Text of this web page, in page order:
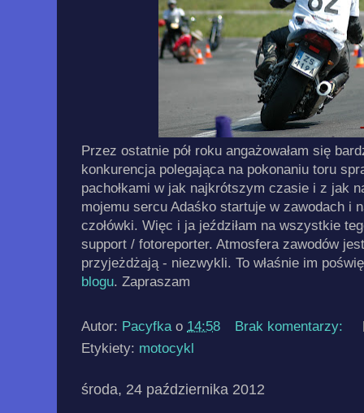
Przez ostatnie pół roku angażowałam się
konkurencja polegająca na pokonaniu toru
pachołkami w jak najkrótszym czasie i z jak
mojemu sercu Adaśko startuje w zawodach i
czołówki. Więc i ja jeździłam na wszystkie
support / fotoreporter. Atmosfera zawodów
przyjeżdżają - niezwykli. To właśnie im
blogu. Zapraszam
Autor: Pacyfka o 14:58
Brak komentarzy:
Etykiety: motocykl
środa, 24 października 2012